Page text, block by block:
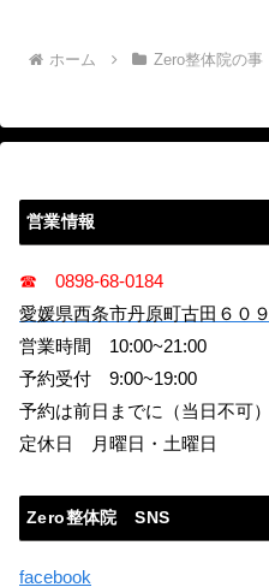
ホーム Zero整体院の事
営業情報
☎ 0898-68-0184
愛媛県西条市丹原町古田６０９
営業時間 10:00~21:00
予約受付 9:00~19:00
予約は前日までに（当日不可）
定休日 月曜日・土曜日
Zero整体院 SNS
facebook